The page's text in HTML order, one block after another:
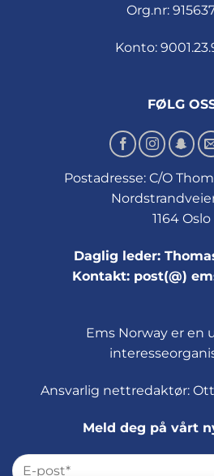
Org.nr:
Konto:
FØLG
Postadresse: C/O
1164 Oslo
Daglig leder:
Kontakt: post(@)
Ems Norway er en
Ansvarlig nettredaktør:
Meld deg på vårt